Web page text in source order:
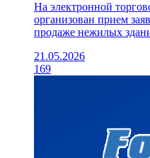
На электронной
организован прием
продаже нежилых
21.05.2026
169